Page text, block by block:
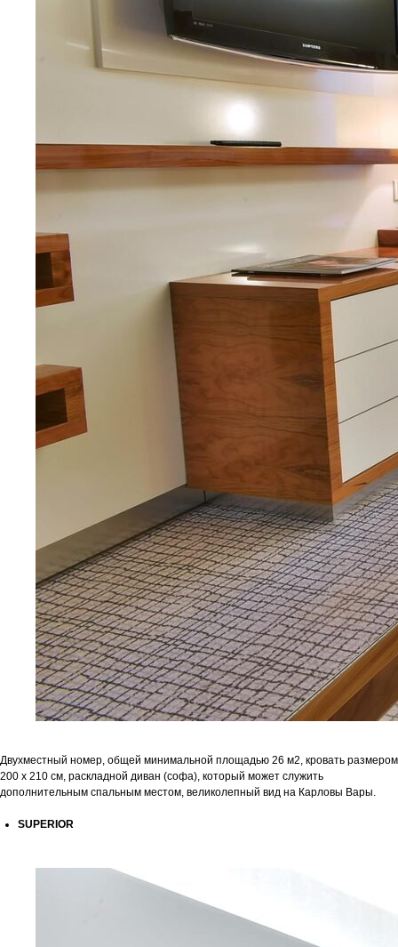
Двухместный номер, общей минимальной площадью 26 м2, кровать размером
200 x 210 см, раскладной диван (софа), который может служить
дополнительным спальным местом, великолепный вид на Карловы Вары.
SUPERIOR